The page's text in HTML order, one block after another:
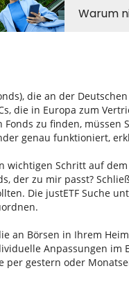
die an der
die in Europa zum
zu finden, müssen
genau funktioniert,
Schritt auf
der zu mir passt?
Die justETF Suche
an Börsen in Ihrem
Anpassungen im
gestern oder